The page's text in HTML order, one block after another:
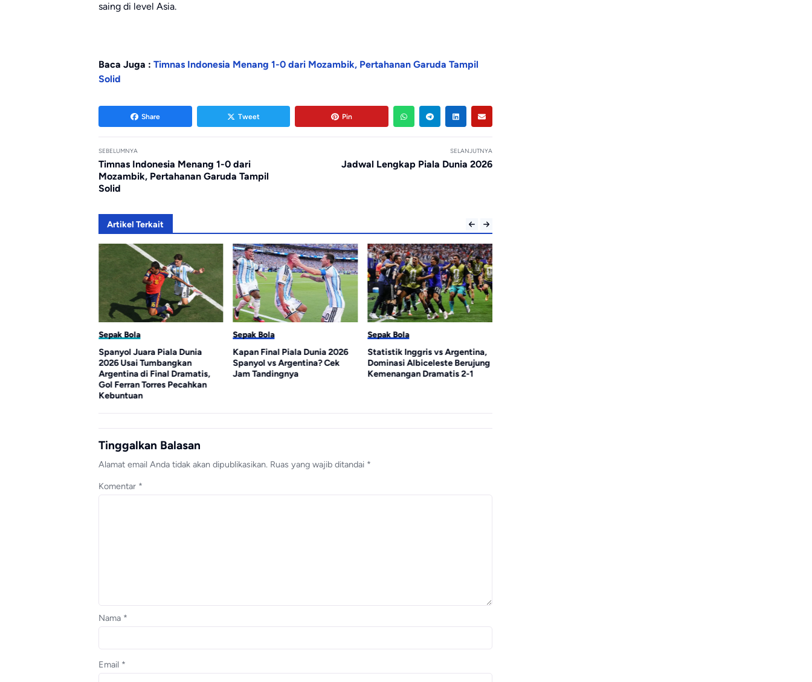
saing di level Asia.
Baca Juga : Timnas Indonesia Menang 1-0 dari Mozambik, Pertahanan Garuda Tampil
Solid
Share Tweet Pin
SEBELUMNYA
Timnas Indonesia Menang 1-0 dari
Mozambik, Pertahanan Garuda Tampil
Solid
SELANJUTNYA
Jadwal Lengkap Piala Dunia 2026
Artikel Terkait
Sepak Bola
Spanyol Juara Piala Dunia
2026 Usai Tumbangkan
Argentina di Final Dramatis,
Gol Ferran Torres Pecahkan
Kebuntuan
Sepak Bola
Kapan Final Piala Dunia 2026
Spanyol vs Argentina? Cek
Jam Tandingnya
Sepak Bola
Statistik Inggris vs Argentina,
Dominasi Albiceleste Berujung
Kemenangan Dramatis 2-1
Tinggalkan Balasan
Alamat email Anda tidak akan dipublikasikan. Ruas yang wajib ditandai *
Komentar *
Nama *
Email *